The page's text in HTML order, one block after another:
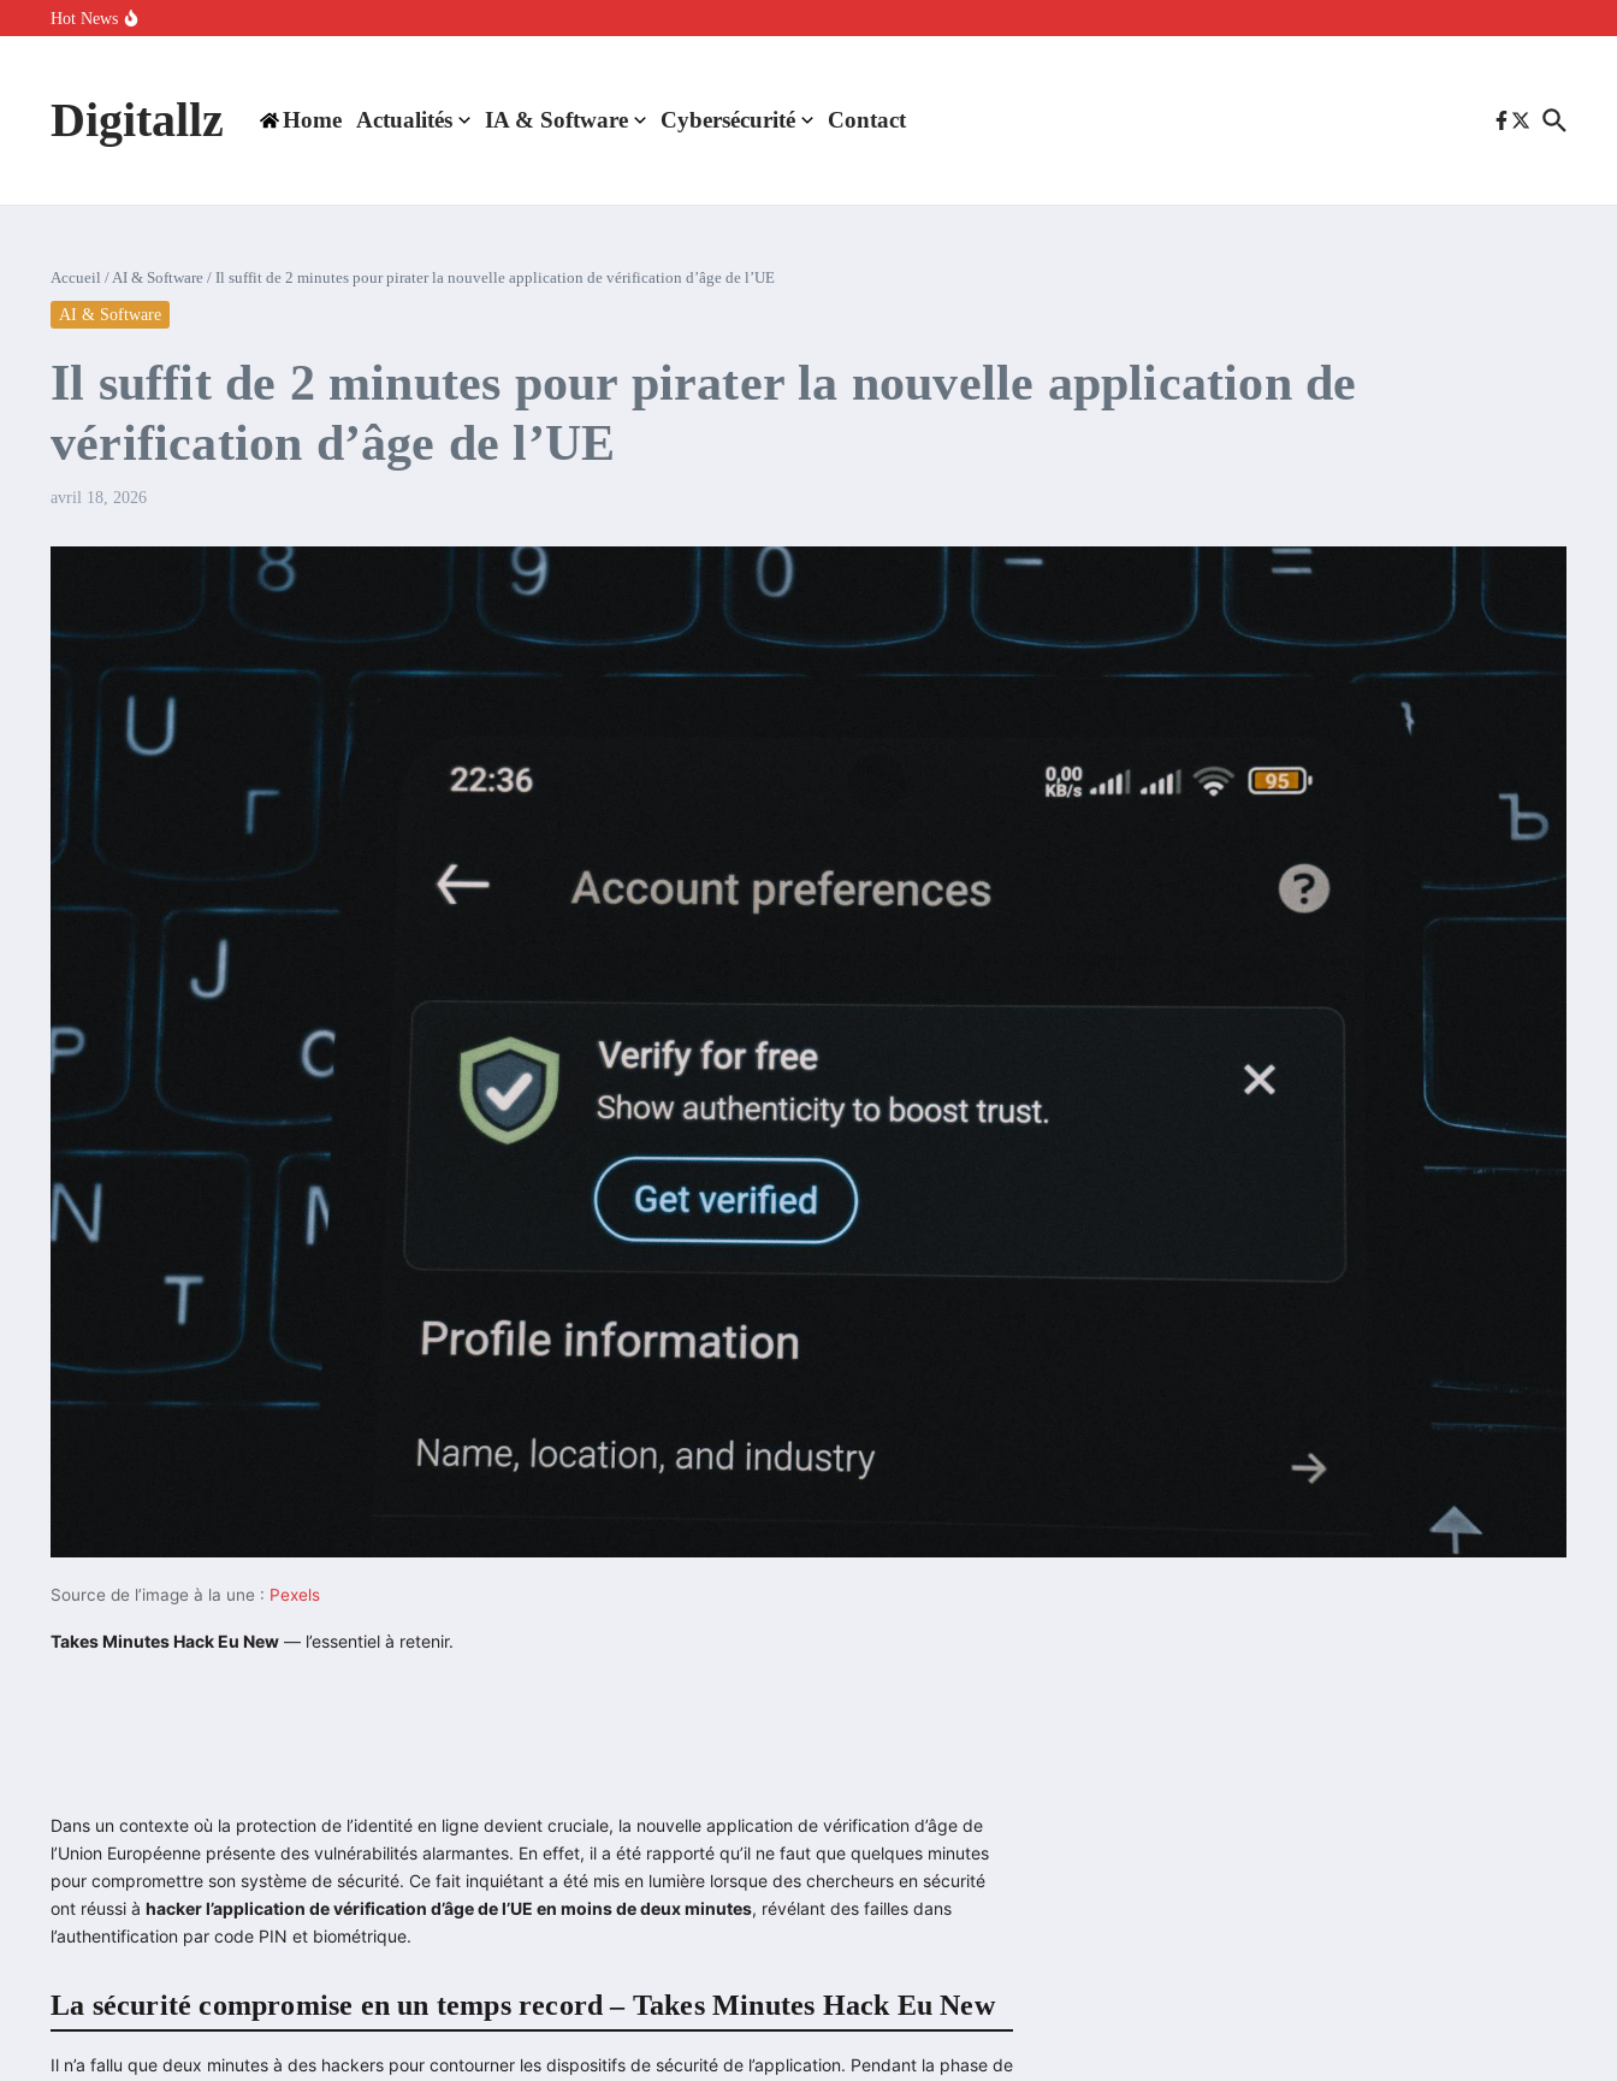
Aller au contenu
Hot News
Comment l’IA simplifie la data de caisse pour la transformer en levier de rentabilité ?
Digitallz Home Actualités IA & Software Cybersécurité Contact
Accueil /AI & Software / Il suffit de 2 minutes pour pirater la nouvelle application de vérification d’âge de l’UE
AI & Software
Il suffit de 2 minutes pour pirater la nouvelle application de
vérification d’âge de l’UE
avril 18, 2026
Source de l’image à la une : Pexels
Takes Minutes Hack Eu New — l’essentiel à retenir.
Dans un contexte où la protection de l’identité en ligne devient cruciale, la nouvelle application de vérification d’âge de
l’Union Européenne présente des vulnérabilités alarmantes. En effet, il a été rapporté qu’il ne faut que quelques minutes
pour compromettre son système de sécurité. Ce fait inquiétant a été mis en lumière lorsque des chercheurs en sécurité
ont réussi à hacker l’application de vérification d’âge de l’UE en moins de deux minutes, révélant des failles dans
l’authentification par code PIN et biométrique.
La sécurité compromise en un temps record – Takes Minutes Hack Eu New
Il n’a fallu que deux minutes à des hackers pour contourner les dispositifs de sécurité de l’application. Pendant la phase de